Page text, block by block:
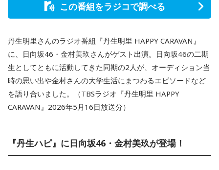
この番組をラジコで調べる
丹生明里さんのラジオ番組『丹生明里 HAPPY CARAVAN』
に、日向坂46・金村美玖さんがゲスト出演。日向坂46の二期
生としてともに活動してきた同期の2人が、オーディション当
時の思い出や金村さんの大学生活にまつわるエピソードなど
を語り合いました。（TBSラジオ『丹生明里 HAPPY
CARAVAN』2026年5月16日放送分）
『丹生ハピ』に日向坂46・金村美玖が登場！